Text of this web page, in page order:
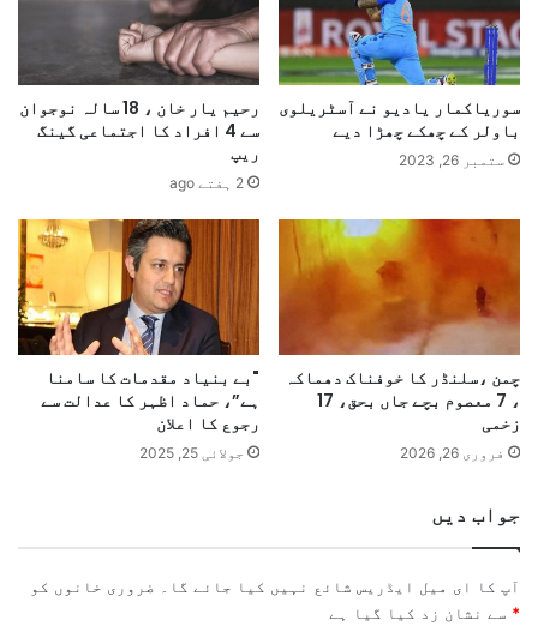
سوریاکمار یادیو نے آسٹریلوی
باولر کے چھکے چھڑا دیے
ستمبر 26, 2023
رحیم یار خان ، 18 سالہ نوجوان
سے 4 افراد کا اجتماعی گینگ
ریپ
2 ہفتے ago
چمن ،سلنڈر کا خوفناک دھماکہ
، 7 معصوم بچے جاں بحق، 17
زخمی
فروری 26, 2026
"بے بنیاد مقدمات کا سامنا
ہے”، حماد اظہر کا عدالت سے
رجوع کا اعلان
جولائی 25, 2025
جواب دیں
آپ کا ای میل ایڈریس شائع نہیں کیا جائے گا۔
ضروری خانوں کو
* سے نشان زد کیا گیا ہے